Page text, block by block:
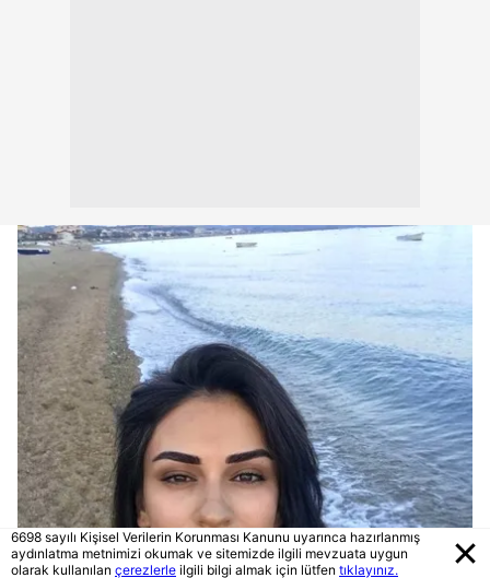
6698 sayılı Kişisel Verilerin Korunması Kanunu uyarınca hazırlanmış
aydınlatma metnimizi okumak ve sitemizde ilgili mevzuata uygun
olarak kullanılan çerezlerle ilgili bilgi almak için lütfen tıklayınız.